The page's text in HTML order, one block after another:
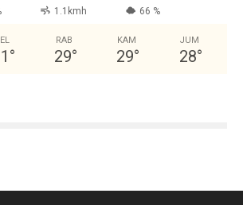
1.1kmh 66 %
°
RAB
29°
KAM
29°
JUM
28°